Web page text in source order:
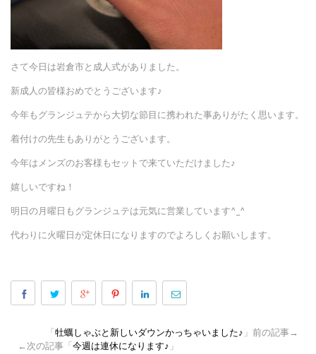
さて今日は岩倉市と成人式がありました。
新成人の皆様おめでとうございます♪
今年もグランジュテから大切な節目に携われた事ありがたく思います。
着付けの先生もありがとうございます。
今年はメンズのお客様もセットで来ていただけました♪
嬉しいですね！
明日の月曜日もグランジュテは元気に営業しています^_^
代わりに火曜日が定休日になりますのでよろしくお願いします。
「牡蠣しゃぶと新しいダウンかっちゃいました♪ 」前の記事→
←次の記事「今週は連休になります♪ 」